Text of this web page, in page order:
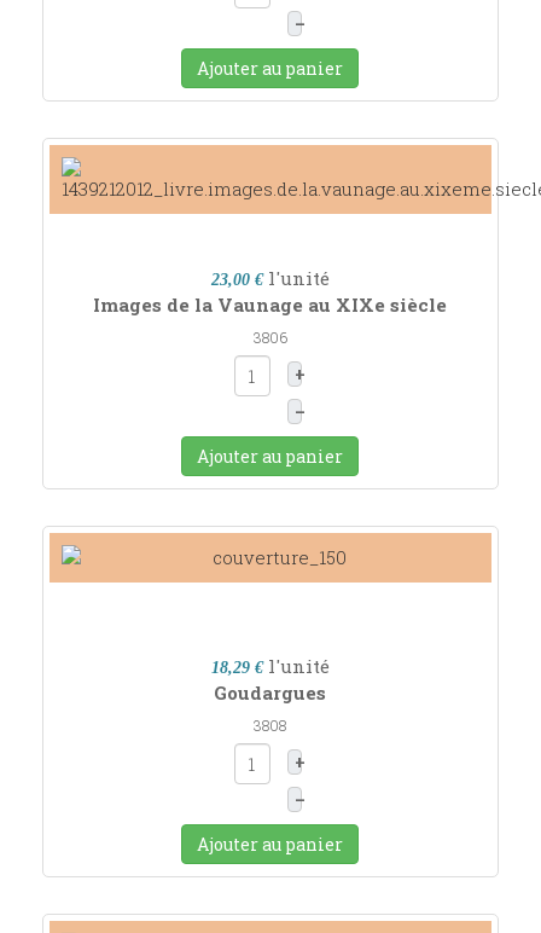
–
Ajouter au panier
23,00 € l'unité
Images de la Vaunage au XIXe siècle
3806
+
–
Ajouter au panier
18,29 € l'unité
Goudargues
3808
+
–
Ajouter au panier